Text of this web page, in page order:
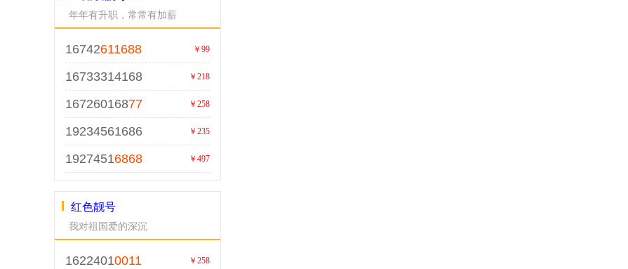
年年有升职，常常有加薪
16742611688 ￥99
16733314168 ￥218
16726016877 ￥258
19234561686 ￥235
19274516868 ￥497
红色靓号
我对祖国爱的深沉
16224010011 ￥258